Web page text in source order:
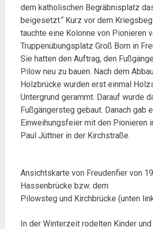
dem katholischen Begräbnisplatz
beigesetzt.“ Kurz vor dem
tauchte eine Kolonne von Pionieren
Truppenübungsplatz Groß Born in
Sie hatten den Auftrag, den
Pilow neu zu bauen. Nach dem
Holzbrücke wurden erst einmal
Untergrund gerammt. Darauf wurde
Fußgängersteg gebaut. Danach gab
Einweihungsfeier mit den Pionieren
Paul Jüttner in der Kirchstraße.
Ansichtskarte von Freudenfier von
Hassenbrücke bzw. dem
Pilowsteg und Kirchbrücke (unten
In der Winterzeit rodelten Kinder